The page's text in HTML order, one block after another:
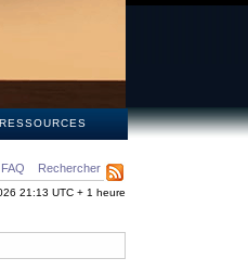
RESSOURCES
FAQ Rechercher
21:13 UTC + 1 heure